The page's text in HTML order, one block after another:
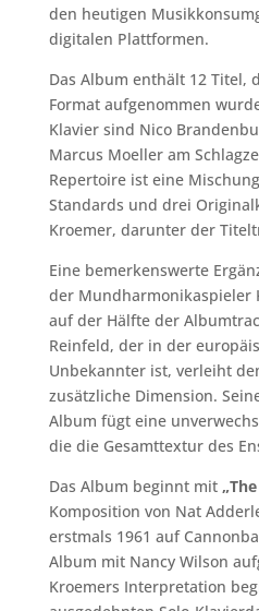
den heutigen
digitalen Plattformen.
Das Album enthält 12 Titel,
Format aufgenommen
Klavier sind Nico
Marcus Moeller am
Repertoire ist eine
Standards und drei
Kroemer, darunter der
Eine bemerkenswerte
der Mundharmonikaspieler
auf der Hälfte der
Reinfeld, der in der
Unbekannter ist, verleiht
zusätzliche Dimension.
Album fügt eine
die die Gesamttextur des
Das Album beginnt mit
Komposition von Nat
erstmals 1961 auf
Album mit Nancy Wilson
Kroemers Interpretation